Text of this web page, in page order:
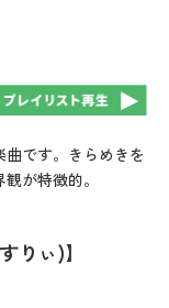
です。きらめきを
が特徴的。
りぃ)】